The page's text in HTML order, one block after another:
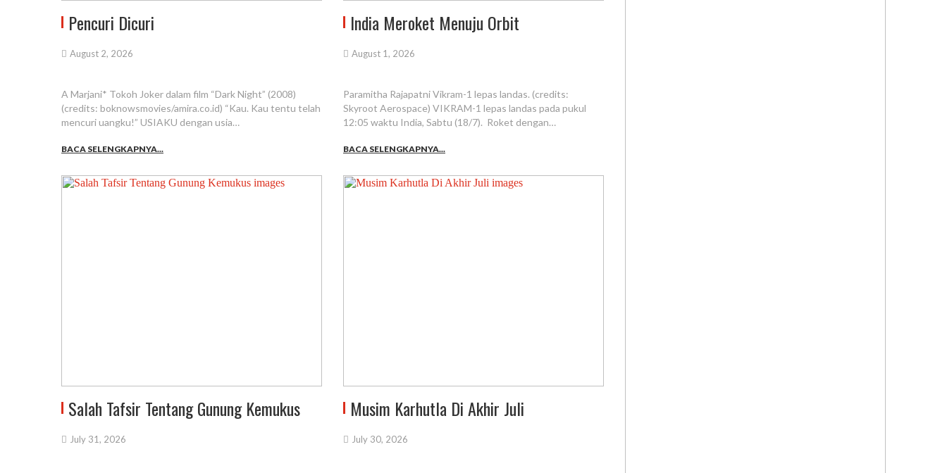
Pencuri Dicuri
August 2, 2026
A Marjani* Tokoh Joker dalam film “Dark Night” (2008)
(credits: boknowsmovies/amira.co.id) “Kau. Kau tentu telah
mencuri uangku!” USIAKU dengan usia…
BACA SELENGKAPNYA...
India Meroket Menuju Orbit
August 1, 2026
Paramitha Rajapatni Vikram-1 lepas landas. (credits:
Skyroot Aerospace) VIKRAM-1 lepas landas pada pukul
12:05 waktu India, Sabtu (18/7). Roket dengan…
BACA SELENGKAPNYA...
Salah Tafsir Tentang Gunung Kemukus
July 31, 2026
Musim Karhutla Di Akhir Juli
July 30, 2026